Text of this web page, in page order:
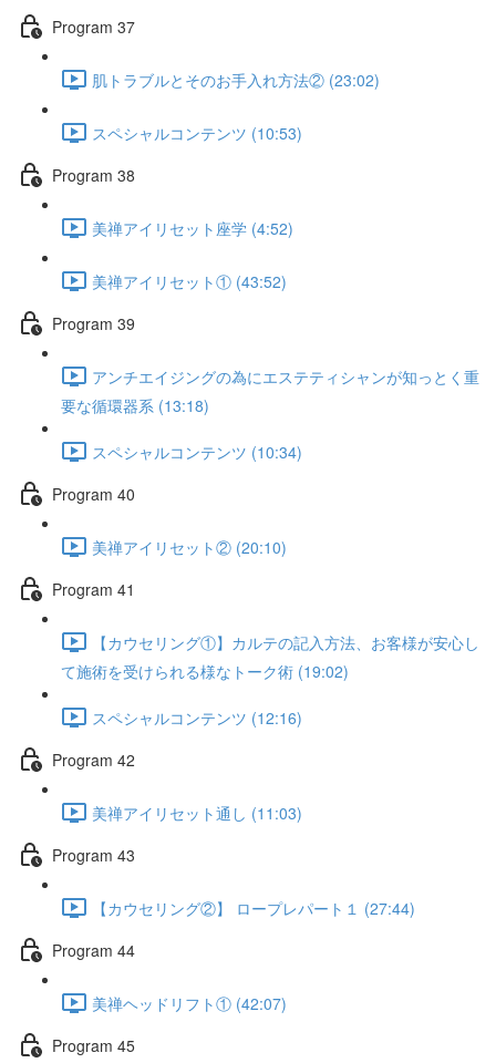
Program 37
肌トラブルとそのお手入れ方法② (23:02)
スペシャルコンテンツ (10:53)
Program 38
美禅アイリセット座学 (4:52)
美禅アイリセット① (43:52)
Program 39
アンチエイジングの為にエステティシャンが知っとく重
要な循環器系 (13:18)
スペシャルコンテンツ (10:34)
Program 40
美禅アイリセット② (20:10)
Program 41
【カウセリング①】カルテの記入方法、お客様が安心し
て施術を受けられる様なトーク術 (19:02)
スペシャルコンテンツ (12:16)
Program 42
美禅アイリセット通し (11:03)
Program 43
【カウセリング②】 ロープレパート１ (27:44)
Program 44
美禅ヘッドリフト① (42:07)
Program 45